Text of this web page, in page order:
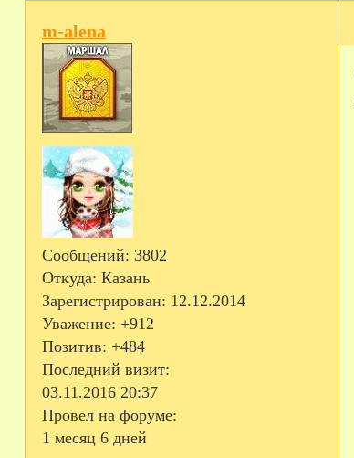
m-alena
Сообщений: 3802
Откуда: Казань
Зарегистрирован: 12.12.2014
Уважение: +912
Позитив: +484
Последний визит:
03.11.2016 20:37
Провел на форуме:
1 месяц 6 дней